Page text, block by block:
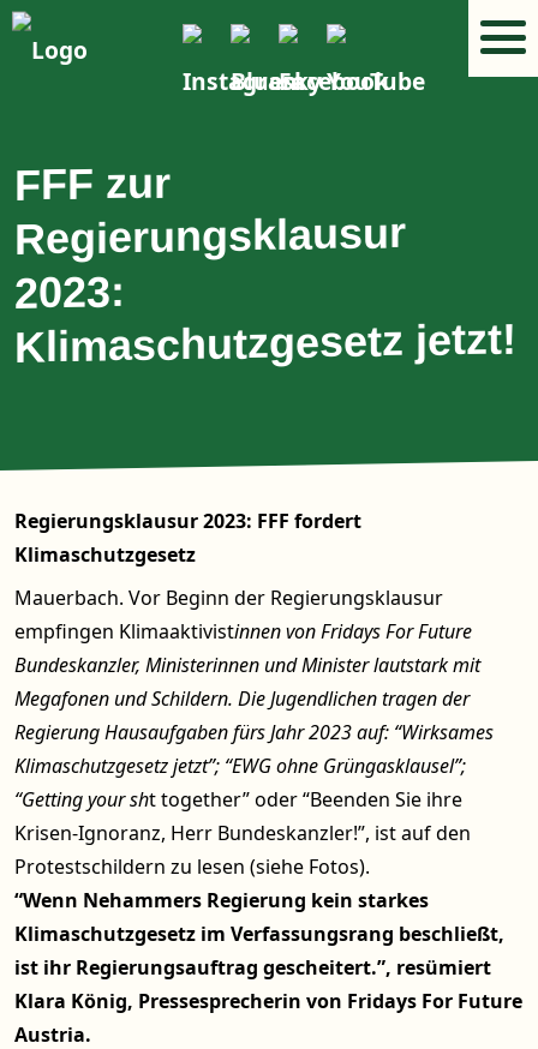
FFF zur
Regierungsklausur
2023:
Klimaschutzgesetz jetzt!
Regierungsklausur 2023: FFF fordert
Klimaschutzgesetz
Mauerbach. Vor Beginn der Regierungsklausur
empfingen Klimaaktivistinnen von Fridays For Future
Bundeskanzler, Ministerinnen und Minister lautstark mit
Megafonen und Schildern. Die Jugendlichen tragen der
Regierung Hausaufgaben fürs Jahr 2023 auf: “Wirksames
Klimaschutzgesetz jetzt”; “EWG ohne Grüngasklausel”;
“Getting your sht together” oder “Beenden Sie ihre
Krisen-Ignoranz, Herr Bundeskanzler!”, ist auf den
Protestschildern zu lesen (siehe Fotos).
“Wenn Nehammers Regierung kein starkes
Klimaschutzgesetz im Verfassungsrang beschließt,
ist ihr Regierungsauftrag gescheitert.”, resümiert
Klara König, Pressesprecherin von Fridays For Future
Austria.